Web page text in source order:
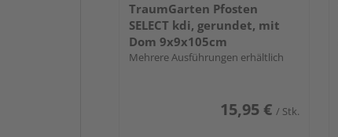
TraumGarten Pfosten
SELECT kdi, gerundet, mit
Dom 9x9x105cm
Mehrere Ausführungen erhältlich
15,95 € / Stk.